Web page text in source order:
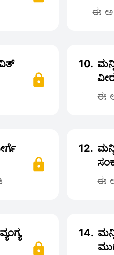
ಈ
10.
ಈ
12.
ಈ
14.